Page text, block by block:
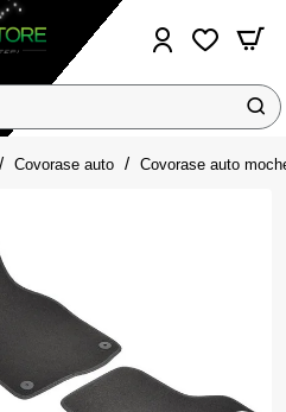
Covorase auto Covorase auto